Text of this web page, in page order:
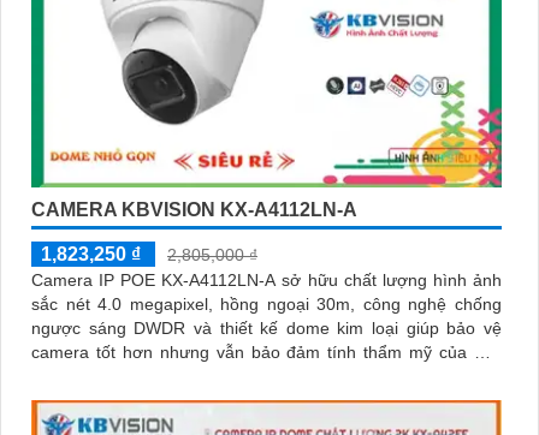
CAMERA KBVISION KX-A4112LN-A
1,823,250 ₫
2,805,000 ₫
Camera IP POE KX-A4112LN-A sở hữu chất lượng hình ảnh
sắc nét 4.0 megapixel, hồng ngoại 30m, công nghệ chống
ngược sáng DWDR và thiết kế dome kim loại giúp bảo vệ
camera tốt hơn nhưng vẫn bảo đảm tính thẩm mỹ của môi